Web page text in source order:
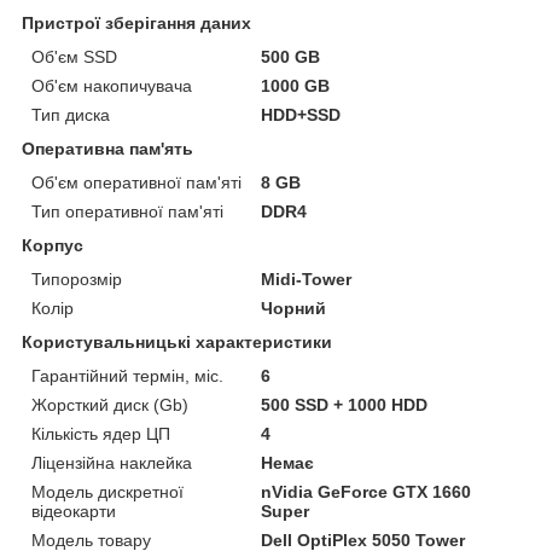
Пристрої зберігання даних
Об'єм SSD
500 GB
Об'єм накопичувача
1000 GB
Тип диска
HDD+SSD
Оперативна пам'ять
Об'єм оперативної пам'яті
8 GB
Тип оперативної пам'яті
DDR4
Корпус
Типорозмір
Midi-Tower
Колір
Чорний
Користувальницькі характеристики
Гарантійний термін, міс.
6
Жорсткий диск (Gb)
500 SSD + 1000 HDD
Кількість ядер ЦП
4
Ліцензійна наклейка
Немає
Модель дискретної
відеокарти
nVidia GeForce GTX 1660
Super
Модель товару
Dell OptiPlex 5050 Tower